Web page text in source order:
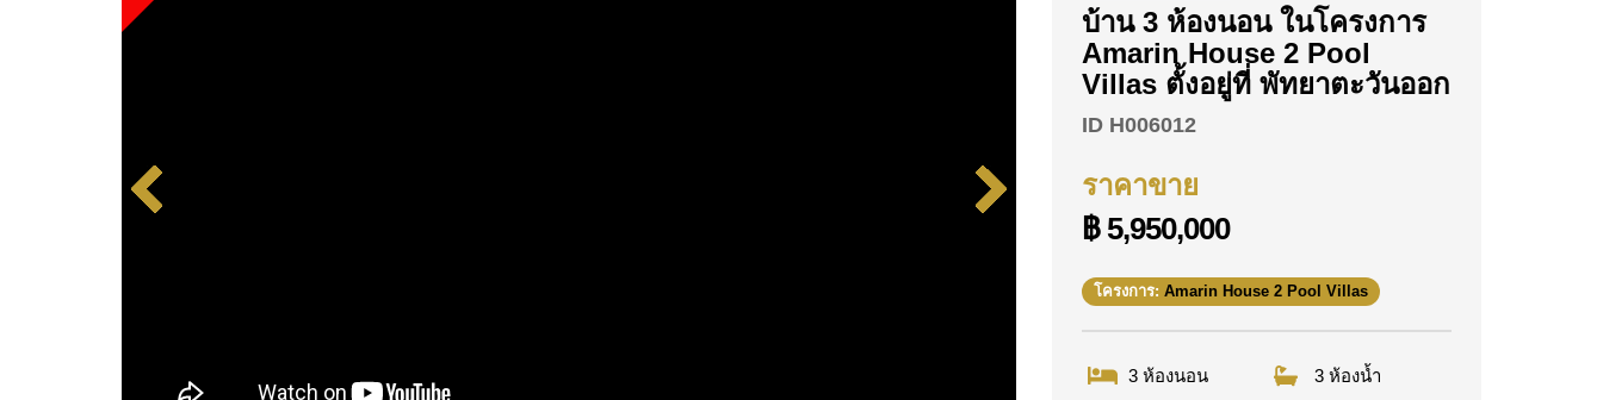
บ้าน 3 ห้องนอน ในโครงการ
Amarin House 2 Pool
Villas ตั้งอยู่ที่ พัทยาตะวันออก
ID H006012
ราคาขาย
฿ 5,950,000
โครงการ: Amarin House 2 Pool Villas
3 ห้องนอน
3 ห้องน้ำ